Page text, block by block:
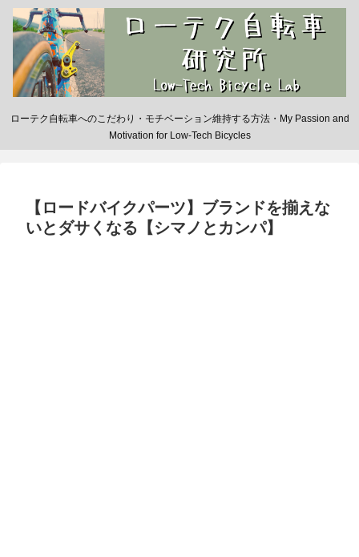
ローテク自転車へのこだわり・モチベーション維持する方法・My Passion and
Motivation for Low-Tech Bicycles
【ロードバイクパーツ】ブランドを揃えな
いとダサくなる【シマノとカンパ】